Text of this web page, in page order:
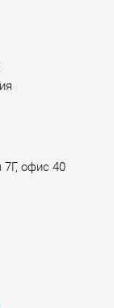
офис 40